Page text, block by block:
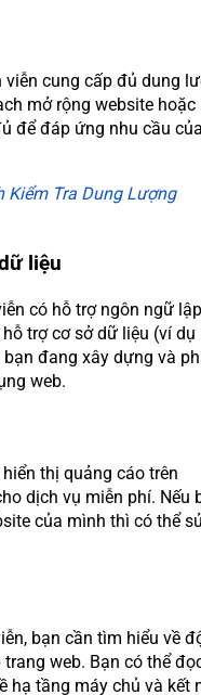
cung cấp đủ dung
mở rộng website hoặc
để đáp ứng nhu cầu của
Kiểm Tra Dung Lượng
liệu
có hỗ trợ ngôn ngữ lập
trợ cơ sở dữ liệu (ví dụ
đang xây dựng và
web.
thị quảng cáo trên
dịch vụ miễn phí. Nếu
của mình thì có thể
bạn cần tìm hiểu về
web. Bạn có thể
hạ tầng máy chủ và kết